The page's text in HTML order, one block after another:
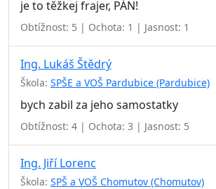
je to těžkej frajer, PÁN!
Obtížnost: 5 | Ochota: 1 | Jasnost: 1
Ing. Lukáš Štědrý
Škola: SPŠE a VOŠ Pardubice (Pardubice)
bych zabil za jeho samostatky
Obtížnost: 4 | Ochota: 3 | Jasnost: 5
Ing. Jiří Lorenc
Škola: SPŠ a VOŠ Chomutov (Chomutov)